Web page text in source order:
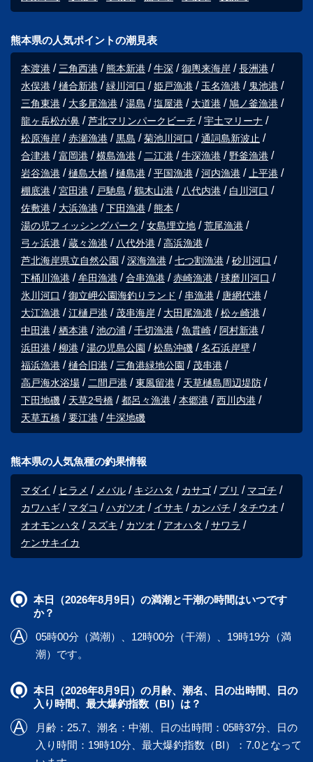
熊本県の人気ポイントの潮見表
本渡港 三角西港 熊本新港 牛深 御輿来海岸
長洲港
水俣港
樋合新港 緑川河口 姫戸漁港 玉名漁港
鬼池港
三角東港
大多尾漁港 湯島 塩屋港 大道港
鳩ノ釜漁港
龍ヶ岳松が鼻
芦北マリンパークビーチ
宇土マリーナ
松原海岸
赤瀬漁港 黒島 菊池川河口
通詞島新波止
合津港
富岡港 横島漁港 二江港 牛深漁港
野釜漁港
岩谷漁港
樋島大橋 樋島港 平国漁港 河内漁港
上平港
棚底港
宮田港 戸馳島 鶴木山港 八代内港
白川河口
佐敷港
大浜漁港 下田漁港
熊本
湯の児フィッシングパーク
女島埋立地
荒尾漁港
弓ヶ浜港
蔵々漁港 八代外港
高浜漁港
芦北海岸県立自然公園
深海漁港 七つ割漁港
砂川河口
下桶川漁港
牟田漁港 合串漁港 赤崎漁港
球磨川河口
氷川河口
御立岬公園海釣りランド 串漁港
唐網代港
大江漁港
江樋戸港 茂串海岸 大田尾漁港
松ヶ崎港
中田港
栖本港 池の浦 千切漁港 魚貫崎
阿村新港
浜田港
柳港 湯の児島公園 松島沖磯
名石浜岸壁
福浜漁港
樋合旧港 三角港緑地公園
茂串港
高戸海水浴場
二間戸港 東風留港
天草樋島周辺堤防
下田地磯
天草2号橋 都呂々漁港 本郷港
西川内港
天草五橋
要江港 牛深地磯
熊本県の人気魚種の釣果情報
マダイ ヒラメ メバル キジハタ カサゴ ブリ
マゴチ
カワハギ
マダコ ハガツオ イサキ カンパチ
タチウオ
オオモンハタ
スズキ カツオ アオハタ
サワラ
ケンサキイカ
本日（2026年8月9日）の満潮と干潮の時間はいつです
か？
05時00分（満潮）、12時00分（干潮）、19時19分（満
潮）です。
本日（2026年8月9日）の月齢、潮名、日の出時間、日の
入り時間、最大爆釣指数（BI）は？
月齢：25.7、潮名：中潮、日の出時間：05時37分、日の
入り時間：19時10分、最大爆釣指数（BI）：7.0となって